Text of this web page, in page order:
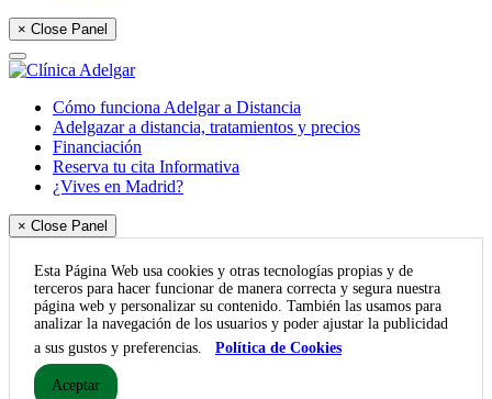
× Close Panel
Cómo funciona Adelgar a Distancia
Adelgazar a distancia, tratamientos y precios
Financiación
Reserva tu cita Informativa
¿Vives en Madrid?
× Close Panel
Esta Página Web usa cookies y otras tecnologías propias y de
terceros para hacer funcionar de manera correcta y segura nuestra
página web y personalizar su contenido. También las usamos para
analizar la navegación de los usuarios y poder ajustar la publicidad
a sus gustos y preferencias.
Política de Cookies
Aceptar